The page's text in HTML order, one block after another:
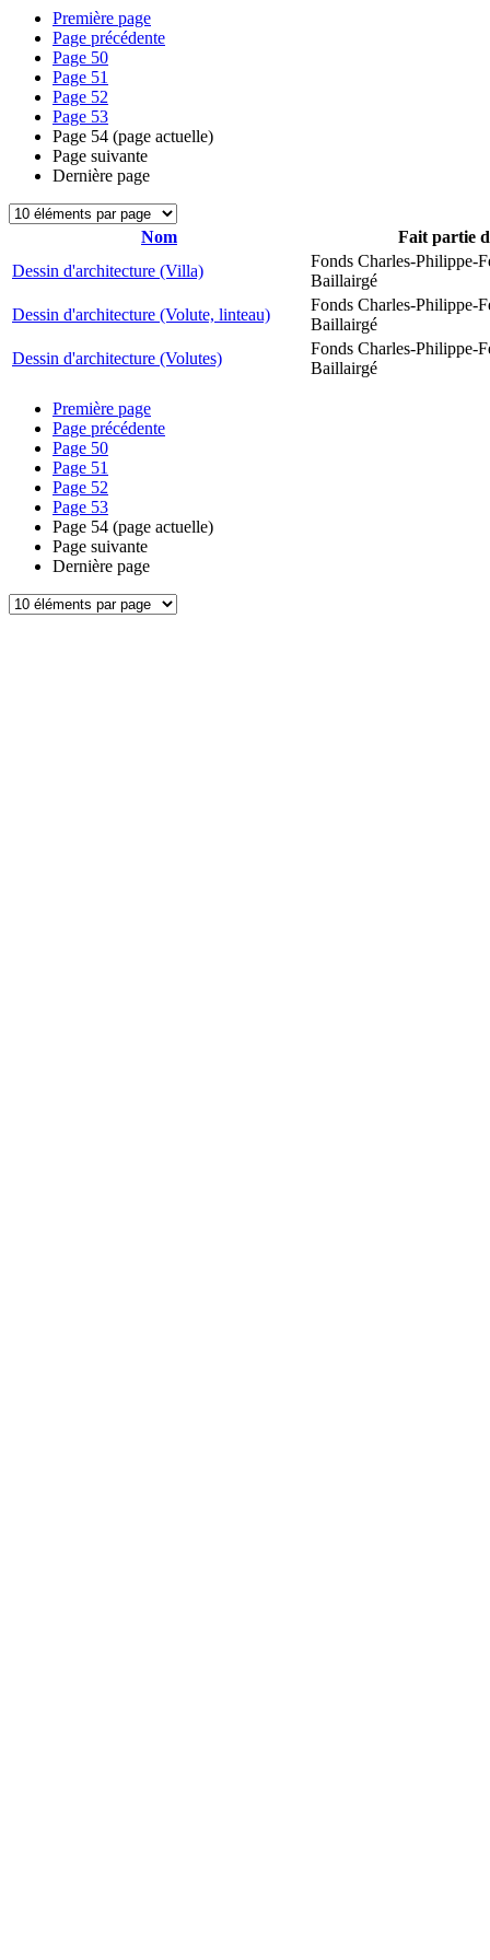
Première page
Page précédente
Page 50
Page 51
Page 52
Page 53
Page 54 (page actuelle)
Page suivante
Dernière page
Nom
Fait partie
Dessin d'architecture (Villa)
Fonds Charles-Philippe-
Baillairgé
Dessin d'architecture (Volute, linteau)
Fonds Charles-Philippe-
Baillairgé
Dessin d'architecture (Volutes)
Fonds Charles-Philippe-
Baillairgé
Première page
Page précédente
Page 50
Page 51
Page 52
Page 53
Page 54 (page actuelle)
Page suivante
Dernière page